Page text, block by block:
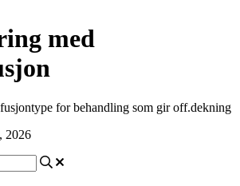
med
for behandling som gir off.dekning
2026